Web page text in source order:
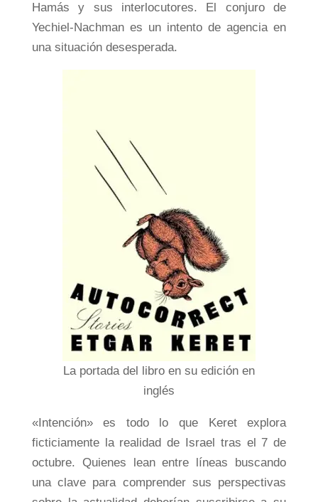
Hamás y sus interlocutores. El conjuro de
Yechiel-Nachman es un intento de agencia en
una situación desesperada.
La portada del libro en su edición en
inglés
«Intención» es todo lo que Keret explora
ficticiamente la realidad de Israel tras el 7 de
octubre. Quienes lean entre líneas buscando
una clave para comprender sus perspectivas